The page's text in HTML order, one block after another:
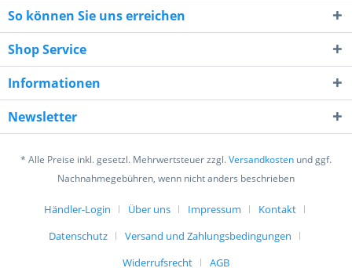
4 * 1 = ?
Ich habe die Datenschutzerklärung
verstanden und stimme zu. *
Mit * gekennzeichnete Felder sind Pflichtfelder.
Senden
So können Sie uns erreichen
Shop Service
Informationen
Newsletter
* Alle Preise inkl. gesetzl. Mehrwertsteuer zzgl.Versandkosten und ggf.
Nachnahmegebühren, wenn nicht anders beschrieben
Händler-Login Über uns Impressum
Kontakt
Datenschutz
Versand und Zahlungsbedingungen
Widerrufsrecht
AGB